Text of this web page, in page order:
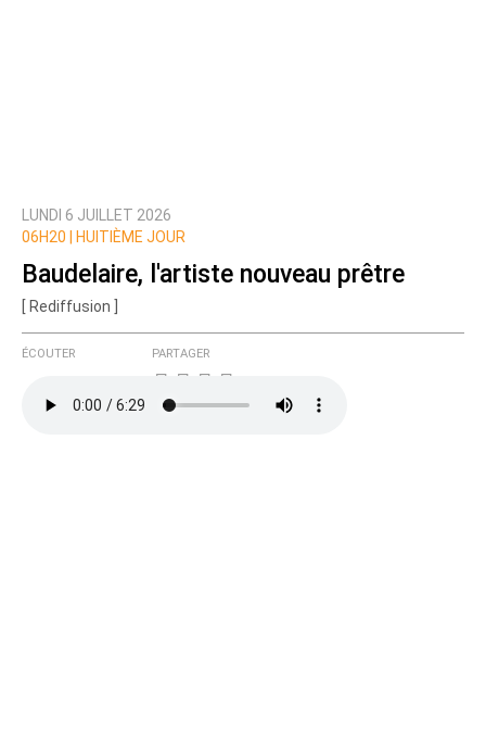
LUNDI 6 JUILLET 2026
06H20 |
HUITIÈME JOUR
Baudelaire, l'artiste nouveau prêtre
[ Rediffusion ]
ÉCOUTER PARTAGER